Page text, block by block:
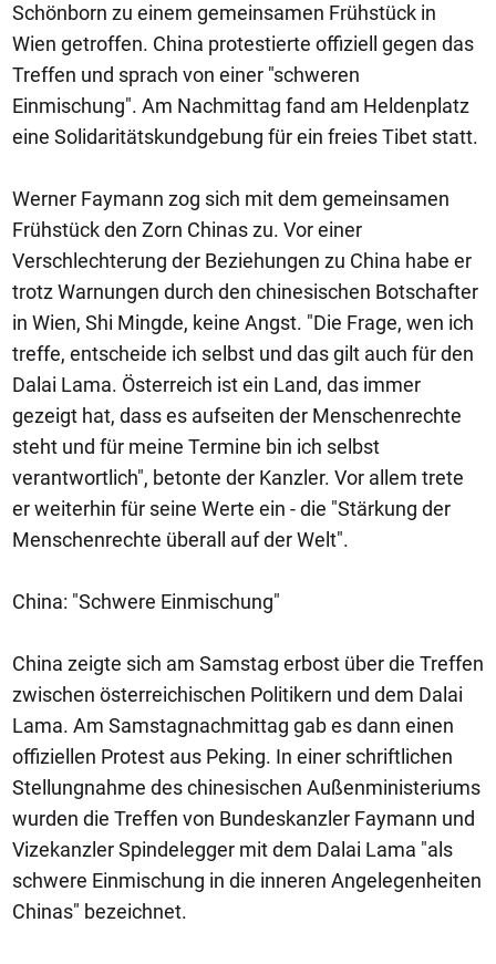
Schönborn zu einem gemeinsamen Frühstück in
Wien getroffen. China protestierte offiziell gegen das
Treffen und sprach von einer "schweren
Einmischung". Am Nachmittag fand am Heldenplatz
eine Solidaritätskundgebung für ein freies Tibet statt.
Werner Faymann zog sich mit dem gemeinsamen
Frühstück den Zorn Chinas zu. Vor einer
Verschlechterung der Beziehungen zu China habe er
trotz Warnungen durch den chinesischen Botschafter
in Wien, Shi Mingde, keine Angst. "Die Frage, wen ich
treffe, entscheide ich selbst und das gilt auch für den
Dalai Lama. Österreich ist ein Land, das immer
gezeigt hat, dass es aufseiten der Menschenrechte
steht und für meine Termine bin ich selbst
verantwortlich", betonte der Kanzler. Vor allem trete
er weiterhin für seine Werte ein - die "Stärkung der
Menschenrechte überall auf der Welt".
China: "Schwere Einmischung"
China zeigte sich am Samstag erbost über die Treffen
zwischen österreichischen Politikern und dem Dalai
Lama. Am Samstagnachmittag gab es dann einen
offiziellen Protest aus Peking. In einer schriftlichen
Stellungnahme des chinesischen Außenministeriums
wurden die Treffen von Bundeskanzler Faymann und
Vizekanzler Spindelegger mit dem Dalai Lama "als
schwere Einmischung in die inneren Angelegenheiten
Chinas" bezeichnet.